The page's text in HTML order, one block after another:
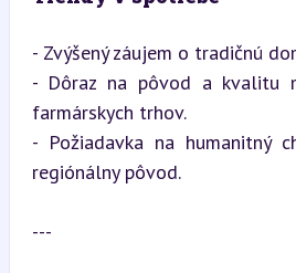
- Zvýšený záujem o tradičnú
- Dôraz na pôvod a kvalitu
farmárskych trhov.
- Požiadavka na humanitný
regiónálny pôvod.
---